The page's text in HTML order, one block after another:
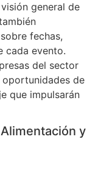
general de
fechas,
cada evento.
del sector
de
que impulsarán
y